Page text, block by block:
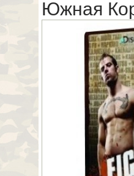
Южная